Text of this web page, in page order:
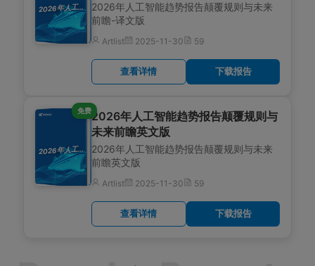
2026年人工智能趋势报告颠覆规则与未来前瞻-译文版
2026年人工智能趋势报告颠覆规则与未来
前瞻-译文版
Artlist 2025-11-30 59
查看详情 下载报告
2026年人工智能趋势报告颠覆规则与未来前瞻英文版
免费2026年人工智能趋势报告颠覆规则与
未来前瞻英文版
2026年人工智能趋势报告颠覆规则与未来
前瞻英文版
Artlist 2025-11-30 59
查看详情 下载报告